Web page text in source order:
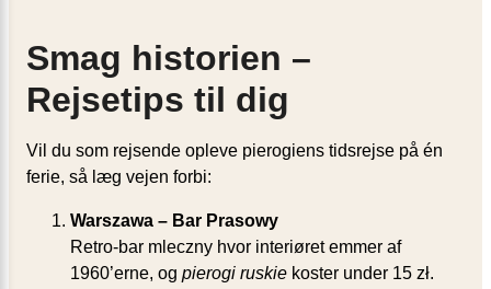
Smag historien –
Rejsetips til dig
Vil du som rejsende opleve pierogiens tidsrejse på én
ferie, så læg vejen forbi:
Warszawa – Bar Prasowy
Retro-bar mleczny hvor interiøret emmer af
1960’erne, og pierogi ruskie koster under 15 zł.